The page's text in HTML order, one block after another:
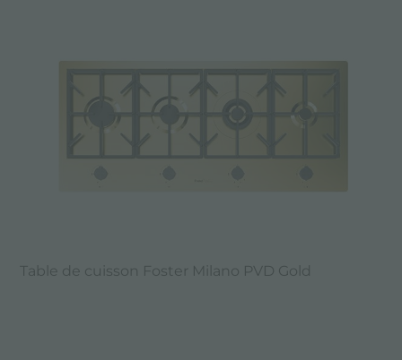
Table de cuisson Foster Milano PVD Gold